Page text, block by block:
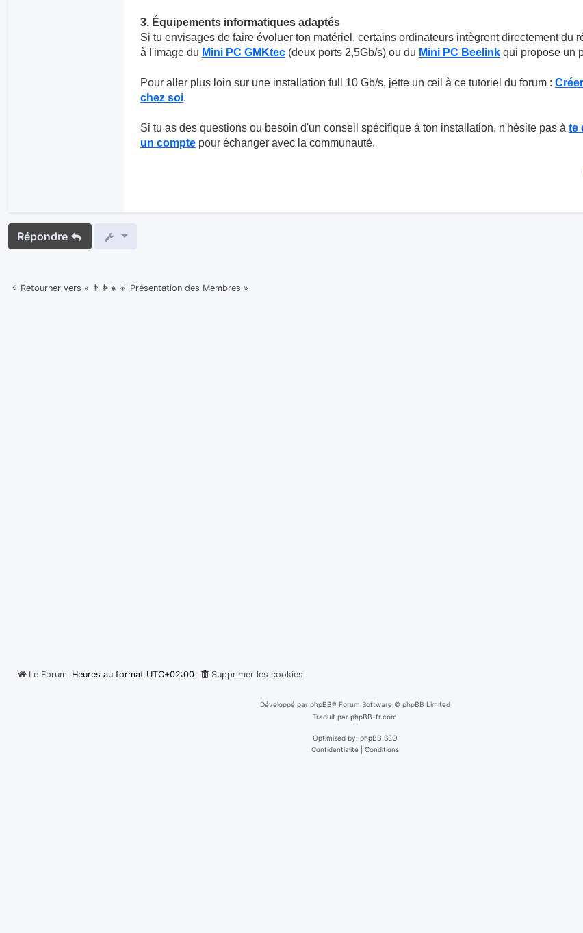
3. Équipements informatiques adaptés
Si tu envisages de faire évoluer ton matériel, certains ordinateurs intègrent directement du
à l'image du Mini PC GMKtec(deux ports 2,5Gb/s) ou du Mini PC Beelinkqui propose un
Pour aller plus loin sur une installation full 10 Gb/s, jette un œil à ce tutoriel du forum :
chez soi.
Si tu as des questions ou besoin d'un conseil spécifique à ton installation, n'hésite pas à te
un comptepour échanger avec la communauté.
Répondre
Retourner vers « 👨‍👩‍👧‍👦 Présentation des Membres »
Le Forum Heures au format UTC+02:00 Supprimer les cookies
Développé par phpBB® Forum Software © phpBB Limited
Traduit par phpBB-fr.com
Optimized by: phpBB SEO
Confidentialité| Conditions